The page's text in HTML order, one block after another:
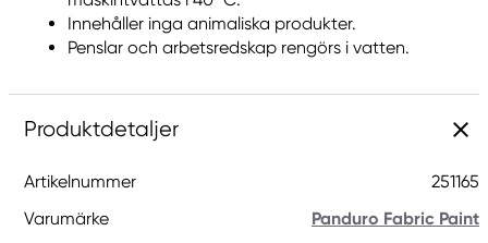
Innehåller inga animaliska produkter.
Penslar och arbetsredskap rengörs i vatten.
Produktdetaljer
Artikelnummer
251165
Varumärke
Panduro Fabric Paint